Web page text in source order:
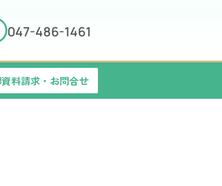
047-486-1461
資料請求・お問合せ